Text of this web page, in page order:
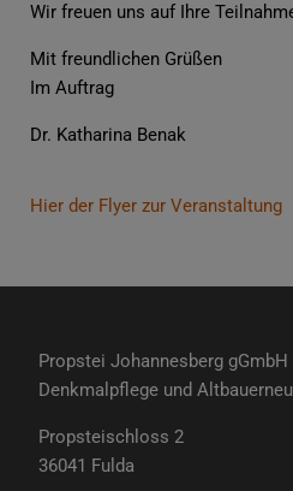
Wir freuen uns auf Ihre
Mit freundlichen Grüßen
Im Auftrag
Dr. Katharina Benak
Hier der Flyer zur Veranstaltung
Propstei Johannesberg
Denkmalpflege und
Propsteischloss 2
36041 Fulda